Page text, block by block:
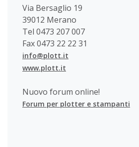
Via Bersaglio 19
39012 Merano
Tel 0473 207 007
Fax 0473 22 22 31
info@plott.it
www.plott.it
Nuovo forum online!
Forum per plotter e stampanti